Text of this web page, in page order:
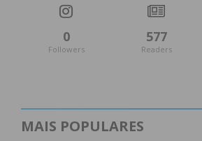
0
Followers
577
Readers
MAIS POPULARES